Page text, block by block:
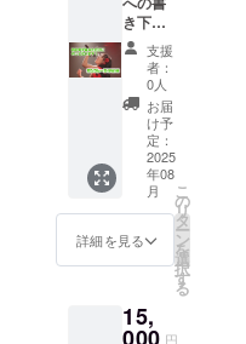
フクレ
ジット
と概要
欄に活
動が続
く限り
掲載、
名前の
スト衣
装(※ご
希望に
添えな
い場合
はこち
らから
連絡し
ます)
【備考
欄】 MV
に掲載
するお
い
【セッ
き下ろ
し応援
ソン
グ！(1
フレー
ズ・サ
ビだけ)
【備考
欄に以
下の記
入をお
願いし
ます】
☆みみ
歌って
欲しい
支援
者：
0人
お届
け予
定：
2025
年08
月
詳細を見る
こ
の
リ
タ
ー
ン
を
選
択
す
る
15,
円